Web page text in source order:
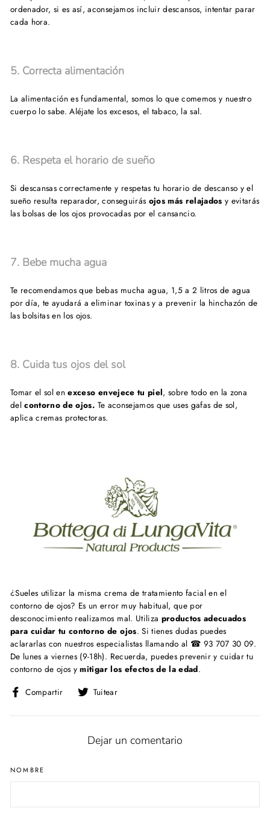
ordenador, si es así, aconsejamos incluir descansos, intentar parar
cada hora.
5. Correcta alimentación
La alimentación es fundamental, somos lo que comemos y nuestro
cuerpo lo sabe. Aléjate los excesos, el tabaco, la sal.
6. Respeta el horario de sueño
Si descansas correctamente y respetas tu horario de descanso y el
sueño resulta reparador, conseguirás ojos más relajados y evitarás
las bolsas de los ojos provocadas por el cansancio.
7. Bebe mucha agua
Te recomendamos que bebas mucha agua, 1,5 a 2 litros de agua
por día, te ayudará a eliminar toxinas y a prevenir la hinchazón de
las bolsitas en los ojos.
8. Cuida tus ojos del sol
Tomar el sol enexceso envejece tu piel, sobre todo en la zona
del contorno de ojos. Te aconsejamos que uses gafas de sol,
aplica cremas protectoras.
¿Sueles utilizar la misma crema de tratamiento facial en el
contorno de ojos? Es un error muy habitual, que por
desconocimiento realizamos mal. Utiliza productos adecuados
para cuidar tu contorno de ojos. Si tienes dudas puedes
aclararlas con nuestros especialistas llamando al ☎ 93 707 30 09.
De lunes a viernes (9-18h). Recuerda, puedes prevenir y cuidar tu
contorno de ojos ymitigar los efectos de la edad.
Compartir
Compartir
Facebook
Tuitear
Twitter
Dejar un comentario
NOMBRE